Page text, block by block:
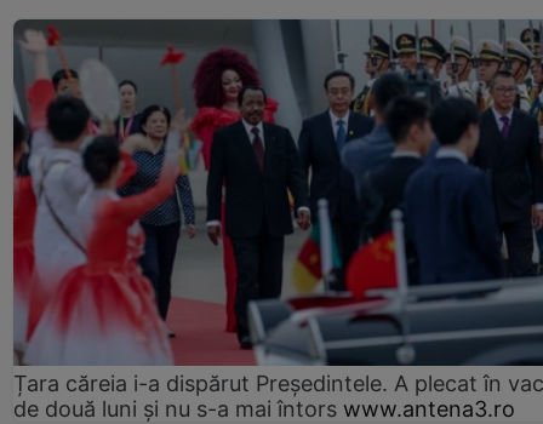
Țara căreia i-a dispărut Președintele. A plecat în
de două luni și nu s-a mai întors www.antena3.ro